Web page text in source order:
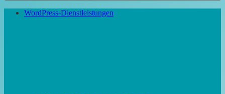
WordPress-Dienstleistungen